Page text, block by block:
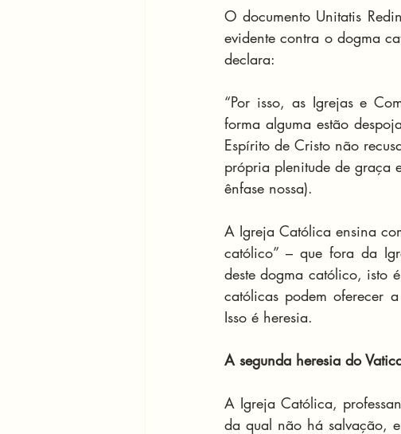
O documento Unitatis
evidente contra o dogma
declara:
“Por isso, as Igrejas e
forma alguma estão
Espírito de Cristo não
própria plenitude de graça
ênfase nossa).
A Igreja Católica ensina
católico” – que fora da
deste dogma católico, isto
católicas podem oferecer
Isso é heresia.
A segunda heresia do
A Igreja Católica,
da qual não há salvação,